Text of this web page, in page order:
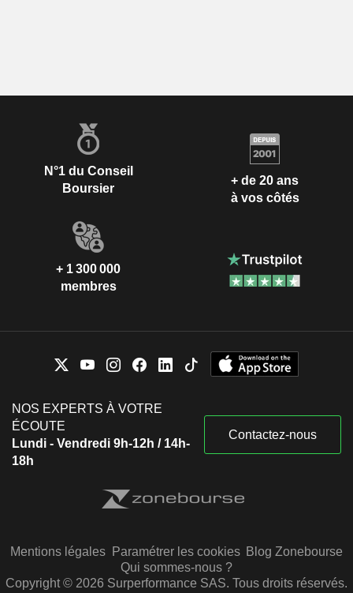
N°1 du Conseil
Boursier
+ de 20 ans
à vos côtés
+ 1 300 000
membres
NOS EXPERTS À VOTRE
ÉCOUTE
Lundi - Vendredi 9h-12h / 14h-
18h
Contactez-nous
Mentions légales Paramétrer les cookies Blog Zonebourse
Qui sommes-nous ?
Copyright © 2026 Surperformance SAS. Tous droits réservés.